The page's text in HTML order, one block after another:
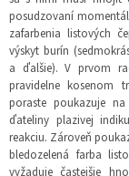
posudzovaní
zafarbenia listových
výskyt burín
a ďalšie). V prvom
pravidelne kosenom
poraste poukazuje
ďateliny plazivej
reakciu. Zároveň
bledozelená farba
vyžaduje častejšie